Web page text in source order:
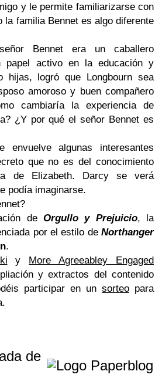
y le permite familiarizarse con
la familia Bennet es algo diferente
Bennet era un caballero
papel activo en la educación y
hijas, logró que Longbourn sea
amoroso y buen compañero
cambiaría la experiencia de
¿Y por qué el señor Bennet es
envuelve algunas interesantes
que no es del conocimiento
de Elizabeth. Darcy se verá
podía imaginarse.
de Orgullo y Prejuicio, la
por el estilo de Northanger
.
y More Agreeabley Engaged
y extractos del contenido
participar en un sorteo para
de